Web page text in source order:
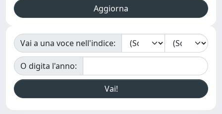
Vai a una voce nell'indice:
O digita l'anno: